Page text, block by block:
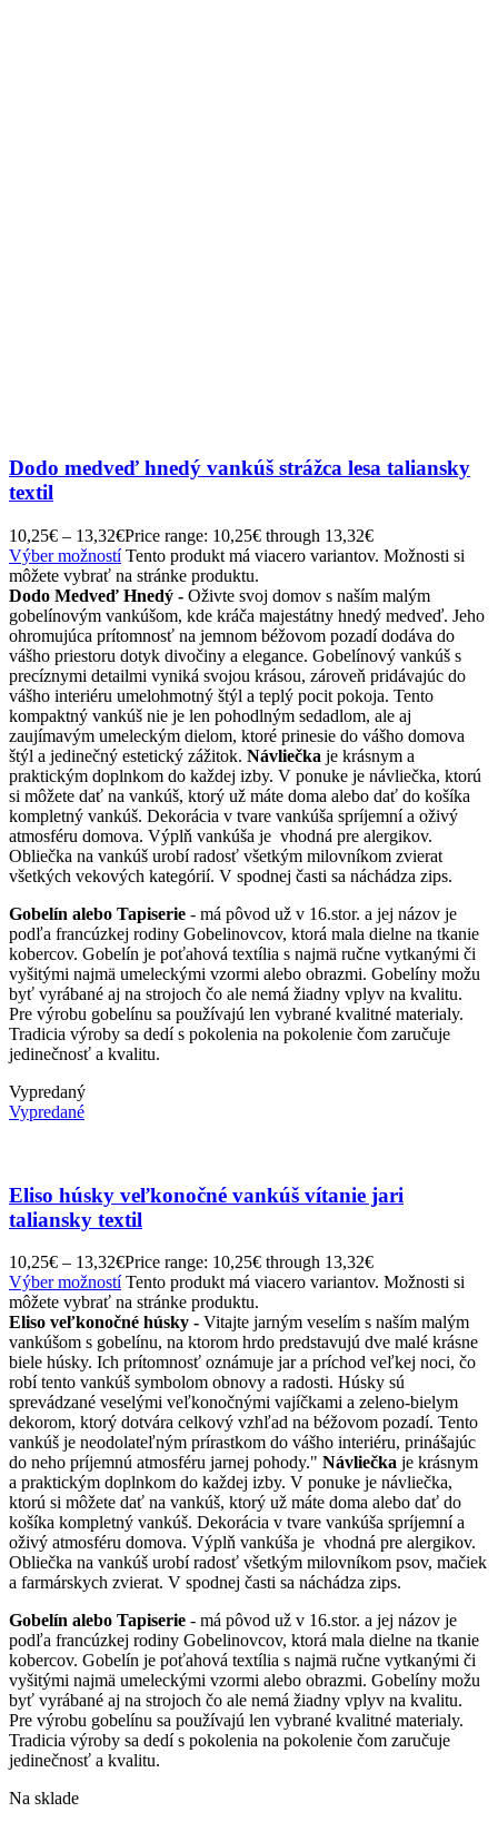
Dodo medveď hnedý vankúš strážca lesa taliansky
textil
10,25€ – 13,32€Price range: 10,25€ through 13,32€
Výber možnostíTento produkt má viacero variantov. Možnosti si
môžete vybrať na stránke produktu.
Dodo Medveď Hnedý - Oživte svoj domov s naším malým
gobelínovým vankúšom, kde kráča majestátny hnedý medveď. Jeho
ohromujúca prítomnosť na jemnom béžovom pozadí dodáva do
vášho priestoru dotyk divočiny a elegance. Gobelínový vankúš s
precíznymi detailmi vyniká svojou krásou, zároveň pridávajúc do
vášho interiéru umelohmotný štýl a teplý pocit pokoja. Tento
kompaktný vankúš nie je len pohodlným sedadlom, ale aj
zaujímavým umeleckým dielom, ktoré prinesie do vášho domova
štýl a jedinečný estetický zážitok. Návliečka je krásnym a
praktickým doplnkom do každej izby. V ponuke je návliečka, ktorú
si môžete dať na vankúš, ktorý už máte doma alebo dať do košíka
kompletný vankúš. Dekorácia v tvare vankúša spríjemní a oživý
atmosféru domova. Výplň vankúša je vhodná pre alergikov.
Obliečka na vankúš urobí radosť všetkým milovníkom zvierat
všetkých vekových kategórií. V spodnej časti sa náchádza zips.
Gobelín alebo Tapiserie - má pôvod už v 16.stor. a jej názov je
podľa francúzkej rodiny Gobelinovcov, ktorá mala dielne na tkanie
kobercov. Gobelín je poťahová textília s najmä ručne vytkanými či
vyšitými najmä umeleckými vzormi alebo obrazmi. Gobelíny možu
byť vyrábané aj na strojoch čo ale nemá žiadny vplyv na kvalitu.
Pre výrobu gobelínu sa používajú len vybrané kvalitné materialy.
Tradicia výroby sa dedí s pokolenia na pokolenie čom zaručuje
jedinečnosť a kvalitu.
Vypredaný
Vypredané
Eliso húsky veľkonočné vankúš vítanie jari
taliansky textil
10,25€ – 13,32€Price range: 10,25€ through 13,32€
Výber možnostíTento produkt má viacero variantov. Možnosti si
môžete vybrať na stránke produktu.
Eliso veľkonočné húsky - Vitajte jarným veselím s naším malým
vankúšom s gobelínu, na ktorom hrdo predstavujú dve malé krásne
biele húsky. Ich prítomnosť oznámuje jar a príchod veľkej noci, čo
robí tento vankúš symbolom obnovy a radosti. Húsky sú
sprevádzané veselými veľkonočnými vajíčkami a zeleno-bielym
dekorom, ktorý dotvára celkový vzhľad na béžovom pozadí. Tento
vankúš je neodolateľným prírastkom do vášho interiéru, prinášajúc
do neho príjemnú atmosféru jarnej pohody." Návliečka je krásnym
a praktickým doplnkom do každej izby. V ponuke je návliečka,
ktorú si môžete dať na vankúš, ktorý už máte doma alebo dať do
košíka kompletný vankúš. Dekorácia v tvare vankúša spríjemní a
oživý atmosféru domova. Výplň vankúša je vhodná pre alergikov.
Obliečka na vankúš urobí radosť všetkým milovníkom psov, mačiek
a farmárskych zvierat. V spodnej časti sa náchádza zips.
Gobelín alebo Tapiserie - má pôvod už v 16.stor. a jej názov je
podľa francúzkej rodiny Gobelinovcov, ktorá mala dielne na tkanie
kobercov. Gobelín je poťahová textília s najmä ručne vytkanými či
vyšitými najmä umeleckými vzormi alebo obrazmi. Gobelíny možu
byť vyrábané aj na strojoch čo ale nemá žiadny vplyv na kvalitu.
Pre výrobu gobelínu sa používajú len vybrané kvalitné materialy.
Tradicia výroby sa dedí s pokolenia na pokolenie čom zaručuje
jedinečnosť a kvalitu.
Na sklade